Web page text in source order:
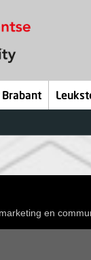
Brabant
en